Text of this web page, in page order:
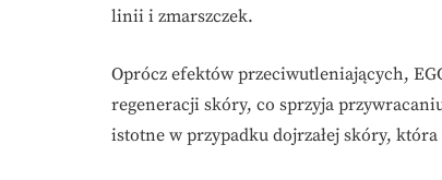
linii i zmarszczek.
Oprócz efektów przeciwutleniających,
regeneracji skóry, co sprzyja
istotne w przypadku dojrzałej skóry,